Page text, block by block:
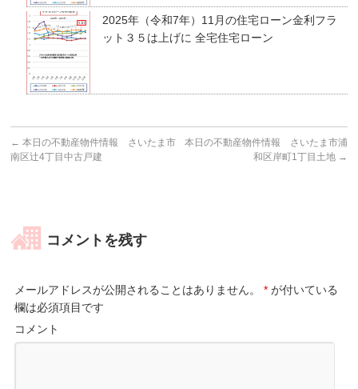
2025年（令和7年）11月の住宅ローン金利フラ
ット３５は上げに 全宅住宅ローン
← 本日の不動産物件情報 さいたま市
南区辻4丁目中古戸建
本日の不動産物件情報 さいたま市浦
和区岸町1丁目土地 →
コメントを残す
メールアドレスが公開されることはありません。 * が付いている
欄は必須項目です
コメント